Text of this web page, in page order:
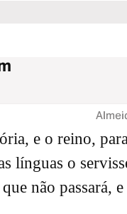
e o reino,
línguas o
não passará,